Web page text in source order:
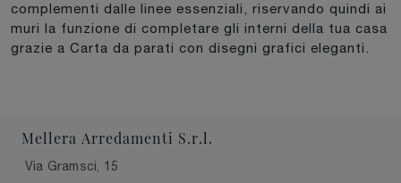
complementi dalle linee essenziali, riservando quindi ai
muri la funzione di completare gli interni della tua casa
grazie a Carta da parati con disegni grafici eleganti.
Mellera Arredamenti S.r.l.
Via Gramsci, 15